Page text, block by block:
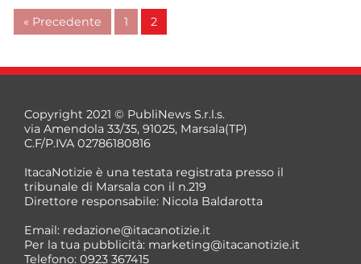
« Precedente 1 2
Copyright 2021 © PubliNews S.r.l.s.
via Amendola 33/35, 91025, Marsala(TP)
C.F/P.IVA 02786180816
ItacaNotizie è una testata registrata presso il
tribunale di Marsala con il n.219
Direttore responsabile: Nicola Baldarotta
Email: redazione@itacanotizie.it
Per la tua pubblicità: marketing@itacanotizie.it
Telefono: 0923 367415